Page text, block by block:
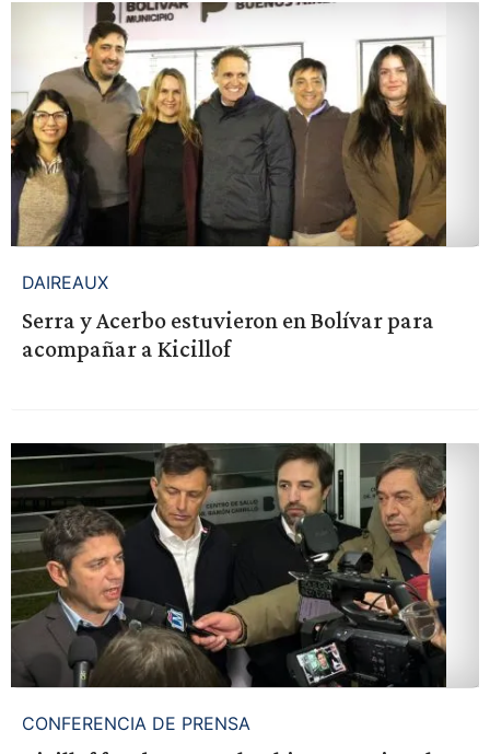
DAIREAUX
Serra y Acerbo estuvieron en Bolívar para
acompañar a Kicillof
CONFERENCIA DE PRENSA